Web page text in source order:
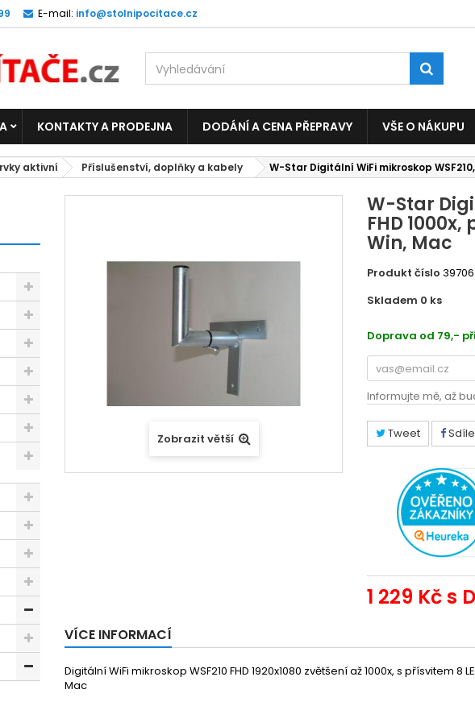
E-mail: info@stolnipocitace.cz
KONTAKTY A PRODEJNA DODÁNÍ A CENA PŘEPRAVY VŠE O NÁKUPU
aktivní Příslušenství, doplňky a kabely W-Star Digitální WiFi mikroskop
Zobrazit větší
W-Star
FHD
Win, Mac
Produkt číslo 39706
Skladem 0 ks
Doprava od 79,-
Informujte mě, až
Tweet
1 229 Kčs
VÍCE INFORMACÍ
Digitální WiFi mikroskop WSF210 FHD 1920x1080 zvětšení až 1000x, s přísvitem
Mac